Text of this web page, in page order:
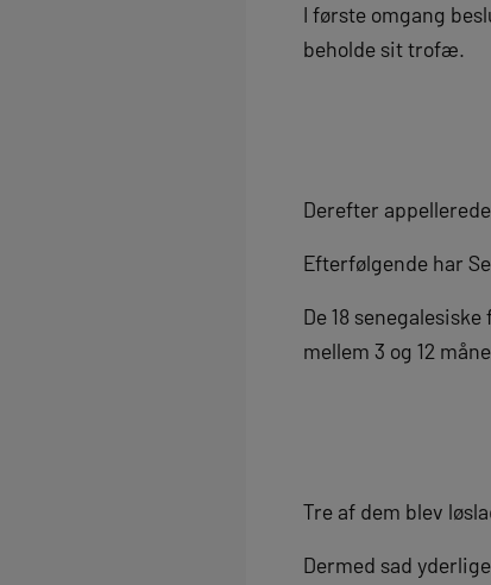
I første omgang
beholde sit trofæ.
Derefter
Efterfølgende har
De 18
mellem 3 og 12
Tre af dem blev
Dermed sad